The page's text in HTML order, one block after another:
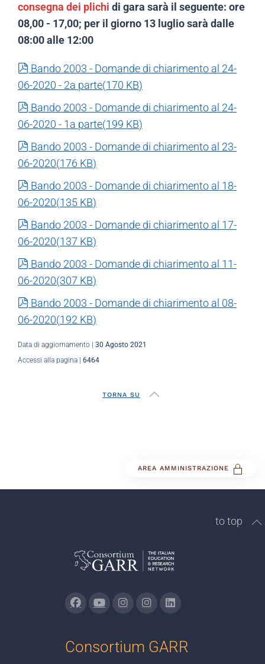
consegna dei plichi di gara sarà il seguente: ore
08,00 - 17,00; per il giorno 13 luglio sarà dalle
08:00 alle 12:00
pdf
Bando 2003 - Domande di chiarimento al 24-
06-2020 - 2a parte(170 KB)
pdf
Bando 2003 - Domande di chiarimento al 24-
06-2020 - 1a parte(199 KB)
pdf
Bando 2003 - Domande di chiarimento al 23-
06-2020(176 KB)
pdf
Bando 2003 - Domande di chiarimento al 18-
06-2020(135 KB)
pdf
Bando 2003 - Domande di chiarimento al 17-
06-2020(137 KB)
pdf
Bando 2003 - Domande di chiarimento al 11-
06-2020(307 KB)
pdf
Bando 2003 - Domande di chiarimento al 08-
06-2020(192 KB)
Data di aggiornamento | 30 Agosto 2021
Accessi alla pagina | 6464
TORNA SU
AREA AMMINISTRAZIONE
to top
Consortium GARR